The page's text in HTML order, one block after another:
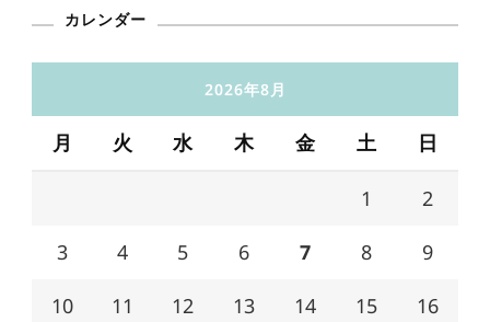
カレンダー
2026年8月
月 火 水 木 金 土 日
1 2
3 4 5 6 7 8 9
10 11 12 13 14 15 16